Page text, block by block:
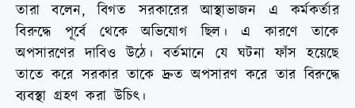
তারা বলেন, বিগত সরকারের আস্থাভাজন এ কর্মকর্তার
বিরুদ্ধে পূর্বে থেকে অভিযোগ ছিল। এ কারণে তাকে
অপসারণের দাবিও উঠে। বর্তমানে যে ঘটনা ফাঁস হয়েছে
তাতে করে সরকার তাকে দ্রুত অপসারণ করে তার বিরুদ্ধে
ব্যবস্থা গ্রহণ করা উচিৎ।